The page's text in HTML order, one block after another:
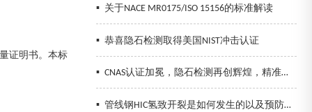
▪ 关于NACE MR0175/ISO 15156的标准解读
▪ 恭喜隐石检测取得美国NIST冲击认证
▪ CNAS认证加冕，隐石检测再创辉煌，精准检测助力企业发展！
▪ 管线钢HIC氢致开裂是如何发生的以及预防措施
证明书。本标